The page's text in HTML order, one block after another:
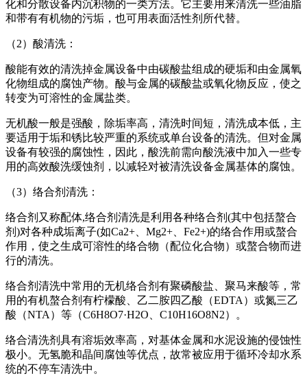
化和分散设备内沉积物的一类方法。它主要用来清洗一些油脂
和带有有机物的污垢，也可用表面活性剂所代替。
（2）酸清洗：
酸能有效的清洗掉金属设备中由碳酸盐组成的硬垢和由金属氧
化物组成的腐蚀产物。酸与金属的碳酸盐或氧化物反应，使之
转变为可溶性的金属盐类。
无机酸一般是强酸，除垢率高，清洗时间短，清洗成本低，主
要适用于垢和锈比较严重的系统或单台设备的清洗。但对金属
设备有较强的腐蚀性，因此，酸洗前需向酸洗液中加入一些专
用的高效酸洗缓蚀剂，以减轻对被清洗设备金属基体的腐蚀。
（3）络合剂清洗：
络合剂又称配体,络合剂清洗是利用各种络合剂(其中包括螯合
剂)对各种成垢离子(如Ca2+、Mg2+、Fe2+)的络合作用或螯合
作用，使之生成可溶性的络合物（配位化合物）或螯合物而进
行的清洗。
络合剂清洗中常用的无机络合剂有聚磷酸盐、聚马来酸等，常
用的有机螯合剂有柠檬酸、乙二胺四乙酸（EDTA）或氮三乙
酸（NTA）等 （C6H8O7·H2O、C10H16O8N2）。
络合清洗剂具有溶垢效率高，对基体金属和水泥设施的侵蚀性
极小。无氢脆和晶间腐蚀等优点，故常被应用于循环冷却水系
统的不停车清洗中。